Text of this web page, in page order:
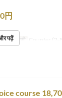
円
की श्रेणी Counter (2-
पढ़ें
course